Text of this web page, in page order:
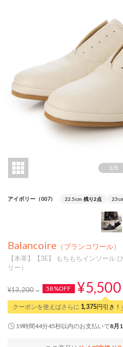
1 /8
アイボリー（007） 22.5cm 残り2点
Balancoire （ブランコワール）
【本革】【3E】 もちもちインソール
リー）
¥13,200 58%OFF ¥5,500
クーポンを使えばさらに 1,375円引き！
19時間44分44秒以内のお支払いで8月